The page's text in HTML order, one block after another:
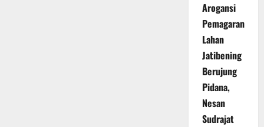
Arogansi
Pemagaran
Lahan
Jatibening
Berujung
Pidana,
Nesan
Sudrajat